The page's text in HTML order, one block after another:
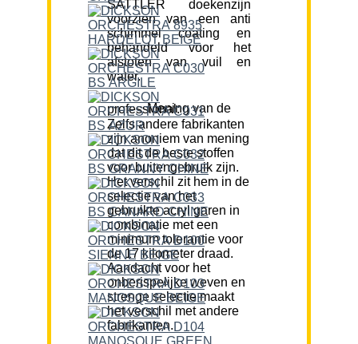
SATTLER doekenzijn
voorzien van een anti
schimmel coating en
behandeld voor het
afstoten van vuil en
water.
Mening van de professional:
Zelfs andere fabrikanten
zijn anoniem van mening
dat dit de beste stoffen
voor buitengebruik zijn.
Het verschil zit hem in de
selectie van het
gebruikte acryl garen in
combinatie met een
minimum tolerantie voor
de 17 kilometer draad.
Aandacht voor het
onberispelijke weven en
strenge selectie maakt
het verschil met andere
fabrikanten.